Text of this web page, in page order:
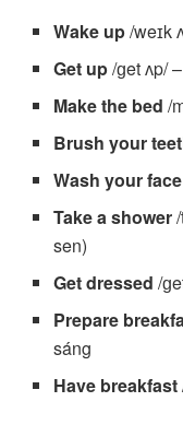
Wake up/weɪk
Get up/ɡet ʌp/
Make the bed /
Brush your
Wash your face
Take a shower
sen)
Get dressed /
Prepare
sáng
Have breakfast